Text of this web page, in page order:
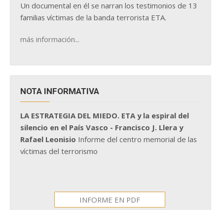
Un documental en él se narran los testimonios de 13
familias víctimas de la banda terrorista ETA.
más información...
NOTA INFORMATIVA
LA ESTRATEGIA DEL MIEDO. ETA y la espiral del
silencio en el País Vasco - Francisco J. Llera y
Rafael Leonisio Informe del centro memorial de las
víctimas del terrorismo
INFORME EN PDF